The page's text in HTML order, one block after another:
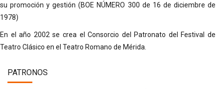
su promoción y gestión (BOE NÚMERO 300 de 16 de diciembre de
1978)
En el año 2002 se crea el Consorcio del Patronato del Festival de
Teatro Clásico en el Teatro Romano de Mérida.
PATRONOS